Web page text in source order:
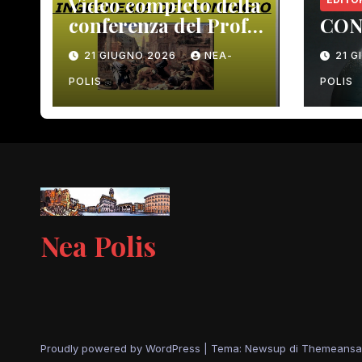
conferenza del Prof.
Macrì del 12 giugno
scorso
21 GIUGNO 2026 NEA-
POLIS
21
POLIS
Nea Polis
Proudly powered by WordPress Tema: Newsup di